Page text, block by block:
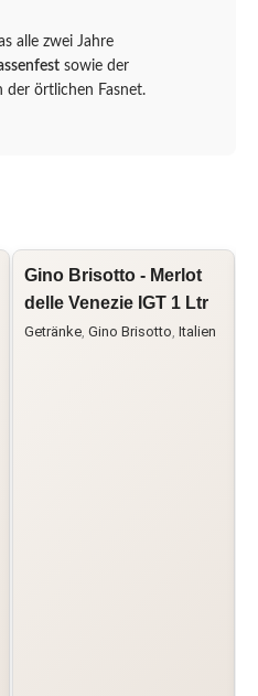
alle zwei Jahre
sowie der
der örtlichen Fasnet.
Gino Brisotto - Merlot
delle Venezie IGT 1 Ltr
Getränke, Gino Brisotto, Italien